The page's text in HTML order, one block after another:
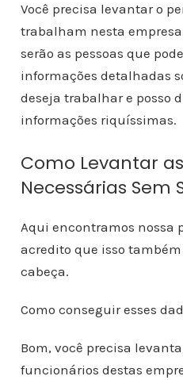
Você precisa levantar o
trabalham nesta
serão as pessoas que
informações detalhadas
deseja trabalhar e posso
informações riquíssimas.
Como Levantar
Necessárias Sem
Aqui encontramos nossa
acredito que isso
cabeça.
Como conseguir esses
Bom, você precisa
funcionários destas